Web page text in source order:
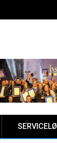
kåret på